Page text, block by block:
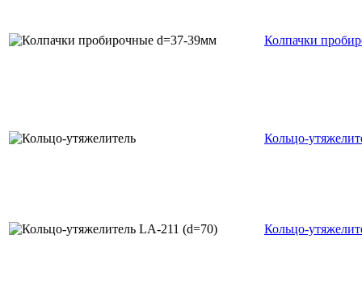
Колпачки
Кольцо-
Кольцо-